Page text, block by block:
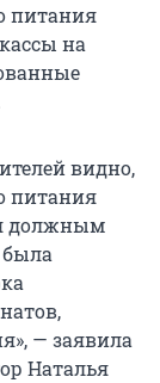
питания
на
видно,
питания
должным
— заявила
Наталья